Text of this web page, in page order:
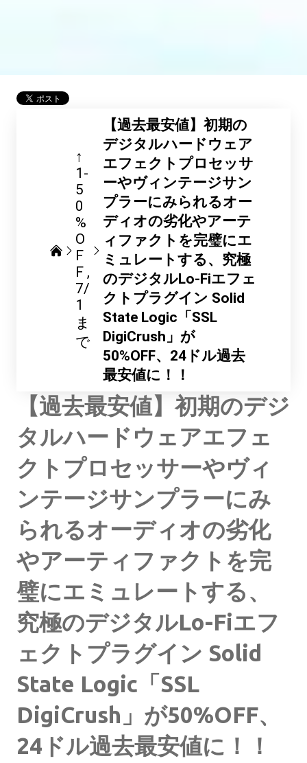
↑
1-
5
0
%
O
F
F
7/
1
ま
で
【過去最安値】初期の
デジタルハードウェア
エフェクトプロセッサ
ーやヴィンテージサン
プラーにみられるオー
ディオの劣化やアーテ
ィファクトを完璧にエ
ミュレートする、究極
のデジタルLo-Fiエフェ
クトプラグイン Solid
State Logic「SSL
DigiCrush」が
50%OFF、24ドル過去
最安値に！！
【過去最安値】初期のデジ
タルハードウェアエフェ
クトプロセッサーやヴィ
ンテージサンプラーにみ
られるオーディオの劣化
やアーティファクトを完
璧にエミュレートする、
究極のデジタルLo-Fiエフ
ェクトプラグイン Solid
State Logic「SSL
DigiCrush」が50%OFF、
24ドル過去最安値に！！